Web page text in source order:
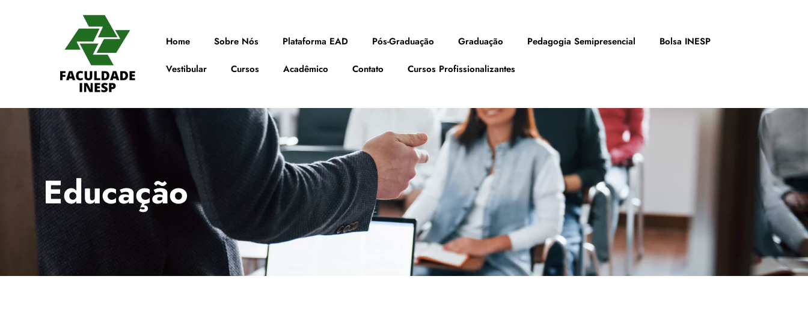
Home Sobre Nós Plataforma EAD Pós-Graduação Graduação Pedagogia Semipresencial Bolsa INESP
Vestibular Cursos Acadêmico Contato Cursos Profissionalizantes
Educação